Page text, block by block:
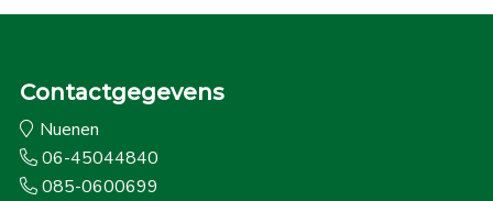
Contactgegevens
Nuenen
06-45044840
085-0600699